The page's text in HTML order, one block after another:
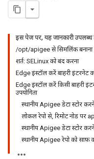
इस पेज पर, यह जानकारी उपलब्ध
/opt/apigee से सिमलिंक बनाना
शर्त: SELinux को बंद करना
Edge इंस्टॉल करें बाहरी इंटरनेट
Edge इंस्टॉल करें किसी बाहरी
उपयोगिता
स्थानीय Apigee डेटा स्टोर
लोकल रेपो से, रिमोट नोड पर
स्थानीय Apigee डेटा स्टोर
स्थानीय Apigee रेपो को साफ़